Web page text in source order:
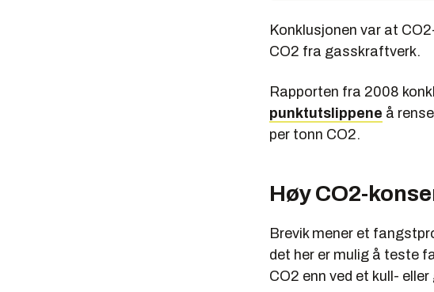
Konklusjonen var at
CO2 fra gasskraftverk.
Rapporten fra 2008
punktutslippene å
per tonn CO2.
Høy CO2-
Brevik mener et
det her er mulig å teste
CO2 enn ved et kull-